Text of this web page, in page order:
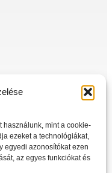
használunk, mint a cookie-
ezeket a technológiákat,
egyedi azonosítókat ezen
az egyes funkciókat és